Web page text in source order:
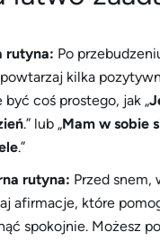
rutyna: Po
powtarzaj kilka
być coś prostego, jak „
.” lub „Mam w sobie
.”
rutyna: Przed snem,
afirmacje, które
spokojnie. Możesz